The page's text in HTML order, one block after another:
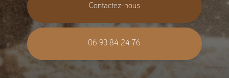
Contactez-nous
06 93 84 24 76